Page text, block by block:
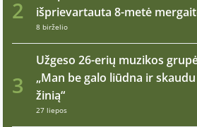
2
išprievartauta 8-metė
8 birželio
3
Užgeso 26-erių muzikos
„Man be galo liūdna ir
žinią“
27 liepos